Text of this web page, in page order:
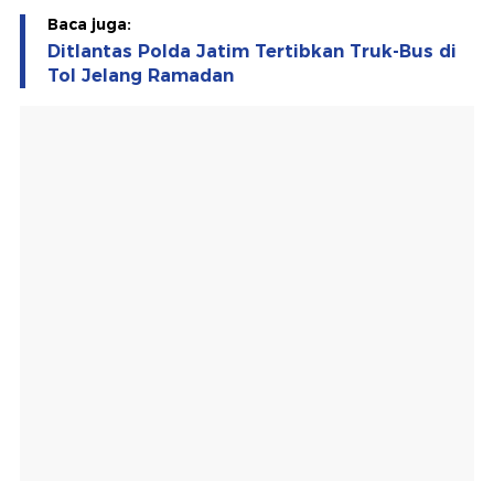
Baca juga:
Ditlantas Polda Jatim Tertibkan Truk-Bus di
Tol Jelang Ramadan